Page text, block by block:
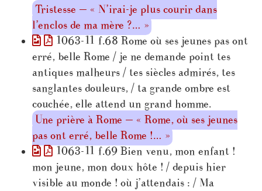
Tristesse — « N’irai-je plus courir dans
l’enclos de ma mère ?… »
1063-11 f.68 Rome où ses jeunes pas ont
erré, belle Rome / je ne demande point tes
antiques malheurs / tes siècles admirés, tes
sanglantes douleurs, / ta grande ombre est
couchée, elle attend un grand homme.
Une prière à Rome — « Rome, où ses jeunes
pas ont erré, belle Rome !… »
1063-11 f.69 Bien venu, mon enfant !
mon jeune, mon doux hôte ! / depuis hier
visible au monde ! où j’attendais : / Ma